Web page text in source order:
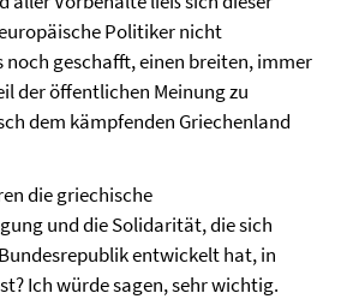
Politiker nicht
geschafft, einen breiten, immer
der öffentlichen Meinung zu
dem kämpfenden Griechenland
die griechische
und die Solidarität, die sich
entwickelt hat, in
Ich würde sagen, sehr wichtig.